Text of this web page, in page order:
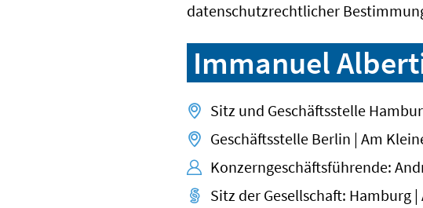
datenschutzrechtlicher
Immanuel
Sitz und Geschäftsstelle
Geschäftsstelle Berlin | Am
Konzerngeschäftsführende:
Sitz der Gesellschaft: Hamburg